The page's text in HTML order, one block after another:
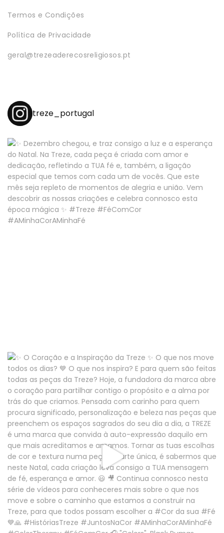
Termos e Condições
Política de Privacidade
geral@trezeaderecosreligiosos.pt
treze_portugal